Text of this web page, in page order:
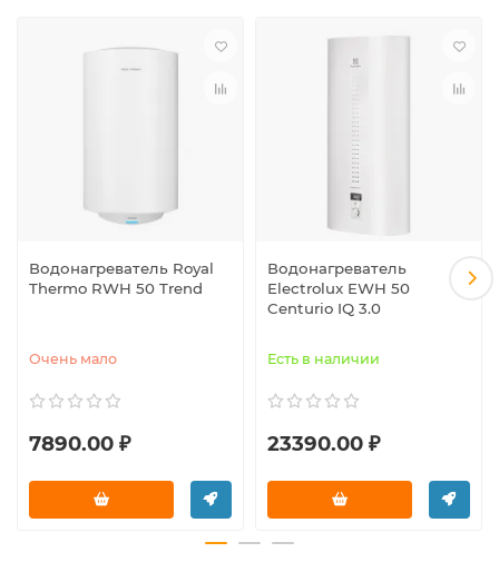
Водонагреватель Royal
Thermo RWH 50 Trend
Очень мало
7890.00 ₽
Водонагреватель
Electrolux EWH 50
Centurio IQ 3.0
Есть в наличии
23390.00 ₽